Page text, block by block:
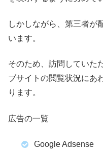
しかしながら、第三者が
います。
そのため、訪問していた
ブサイトの閲覧状況にあ
ります。
広告の一覧
Google Adsense